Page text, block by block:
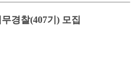
경찰(407기) 모집